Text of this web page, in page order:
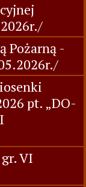
Pożarną -
pt. „DO-
VI